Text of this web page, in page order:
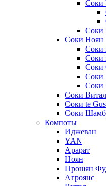
Соки
Соки
Соки Ноян
Соки
Соки
Соки
Соки
Соки
Соки Витал
Соки te
Соки Шамб
Компоты
Иджеван
YAN
Арарат
Ноян
Прошян
Агроянс